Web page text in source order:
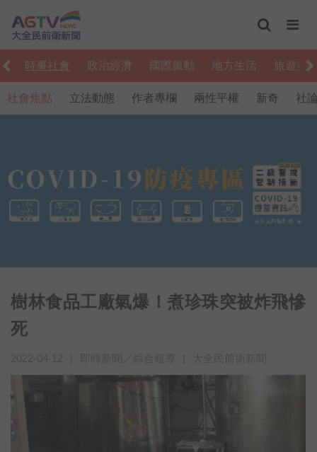
時事社會 政治經濟 國際脈動 地方生活 旅遊美
社會焦點 立法動態 作者專欄 兩性平權 新奇 社
樹林食品工廠氣爆！煮珍珠突被炸飛慘
死